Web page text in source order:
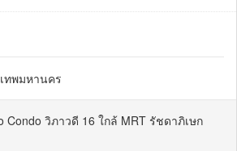
ทพมหานคร
วิภาวดี 16 ใกล้ MRT รัชดาภิเษก